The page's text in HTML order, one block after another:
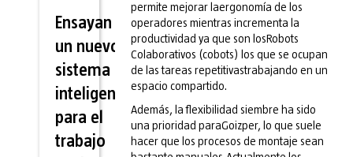
Ensayan
un nuevo
sistema
inteligente
para el
trabajo
permite mejorar laergonomía de los
operadores mientras incrementa la
productividad ya que son losRobots
Colaborativos (cobots) los que se ocupan
de las tareas repetitivastrabajando en un
espacio compartido.
Además, la flexibilidad siembre ha sido
una prioridad paraGoizper, lo que suele
hacer que los procesos de montaje sean